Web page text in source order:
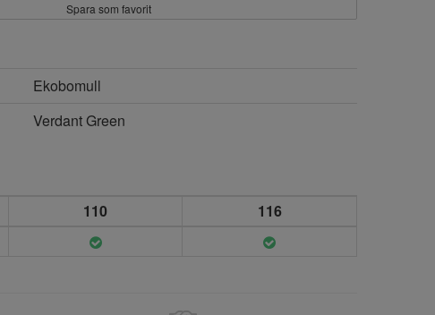
Spara som favorit
Ekobomull
Verdant Green
110
116